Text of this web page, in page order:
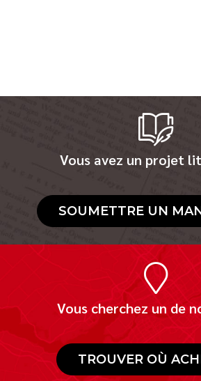
Vous avez un projet
SOUMETTRE UN
Vous cherchez un de
TROUVER OÙ